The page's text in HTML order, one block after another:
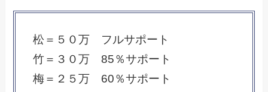
松＝５０万 フルサポート
竹＝３０万 85％サポート
梅＝２５万 60％サポート